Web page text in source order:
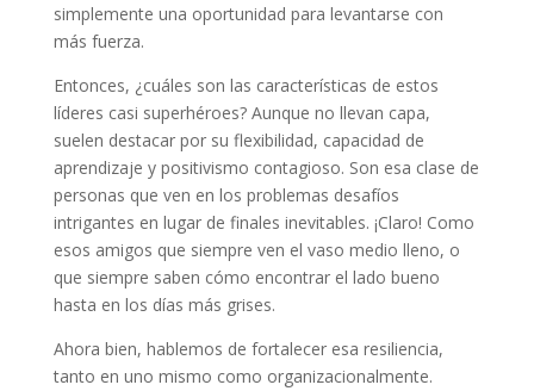
simplemente una oportunidad para levantarse con
más fuerza.
Entonces, ¿cuáles son las características de estos
líderes casi superhéroes? Aunque no llevan capa,
suelen destacar por su flexibilidad, capacidad de
aprendizaje y positivismo contagioso. Son esa clase de
personas que ven en los problemas desafíos
intrigantes en lugar de finales inevitables. ¡Claro! Como
esos amigos que siempre ven el vaso medio lleno, o
que siempre saben cómo encontrar el lado bueno
hasta en los días más grises.
Ahora bien, hablemos de fortalecer esa resiliencia,
tanto en uno mismo como organizacionalmente.